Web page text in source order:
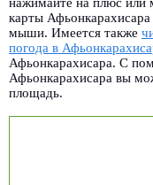
карты
мыши. Имеется также
погода в
Афьонкарахисара. С
Афьонкарахисара вы
площадь.